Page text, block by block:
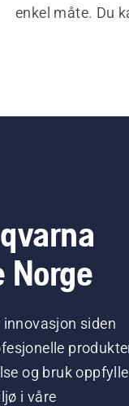
enkel måte. Du
Norge
siden
og bruk
i våre